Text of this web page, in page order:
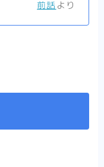
前話 より